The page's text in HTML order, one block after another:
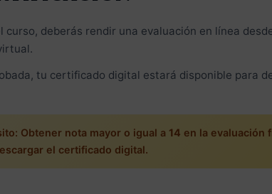
curso, deberás rendir una evaluación en línea
tu certificado digital estará disponible para
Obtener nota mayor o igual a 14 en la evaluación
el certificado digital.